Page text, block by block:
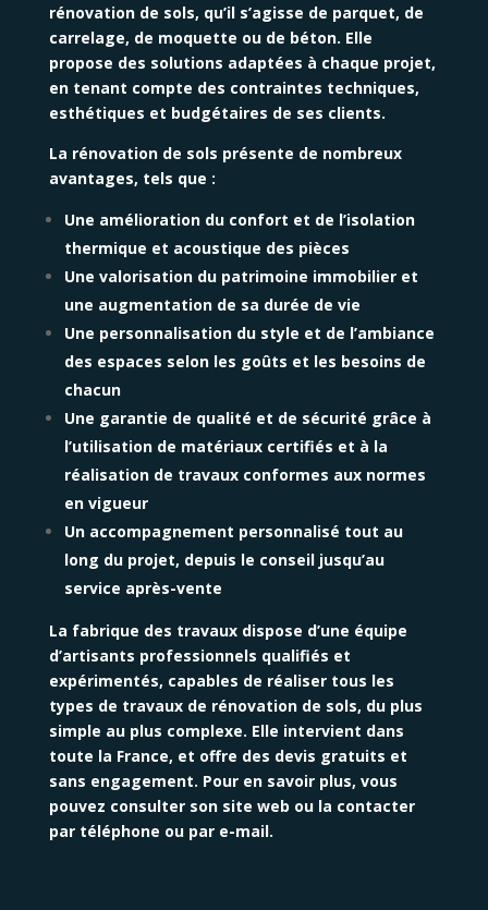
rénovation de sols, qu’il s’agisse de parquet, de
carrelage, de moquette ou de béton. Elle
propose des solutions adaptées à chaque projet,
en tenant compte des contraintes techniques,
esthétiques et budgétaires de ses clients.
La rénovation de sols présente de nombreux
avantages, tels que :
Une amélioration du confort et de l’isolation
thermique et acoustique des pièces
Une valorisation du patrimoine immobilier et
une augmentation de sa durée de vie
Une personnalisation du style et de l’ambiance
des espaces selon les goûts et les besoins de
chacun
Une garantie de qualité et de sécurité grâce à
l’utilisation de matériaux certifiés et à la
réalisation de travaux conformes aux normes
en vigueur
Un accompagnement personnalisé tout au
long du projet, depuis le conseil jusqu’au
service après-vente
La fabrique des travaux dispose d’une équipe
d’artisants professionnels qualifiés et
expérimentés, capables de réaliser tous les
types de travaux de rénovation de sols, du plus
simple au plus complexe. Elle intervient dans
toute la France, et offre des devis gratuits et
sans engagement. Pour en savoir plus, vous
pouvez consulter son site web ou la contacter
par téléphone ou par e-mail.